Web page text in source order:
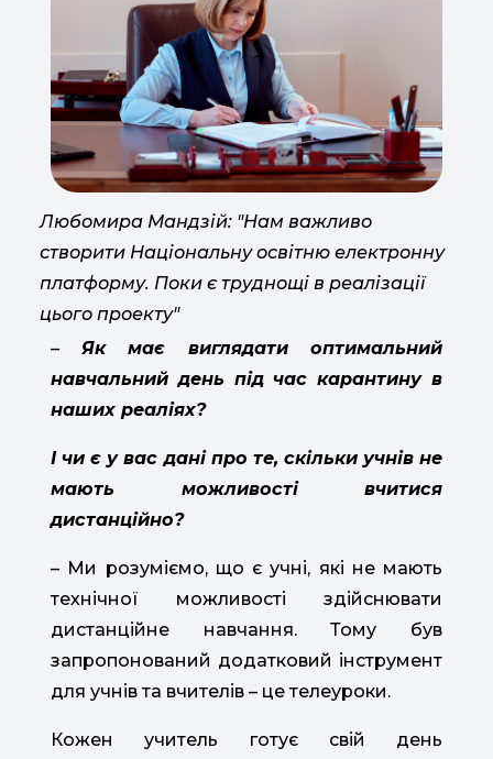
Любомира Мандзій: "Нам важливо
створити Національну освітню електронну
платформу. Поки є труднощі в реалізації
цього проекту"
– Як має виглядати оптимальний
навчальний день під час карантину в
наших реаліях?
І чи є у вас дані про те, скільки учнів не
мають можливості вчитися
дистанційно?
– Ми розуміємо, що є учні, які не мають
технічної можливості здійснювати
дистанційне навчання. Тому був
запропонований додатковий інструмент
для учнів та вчителів – це телеуроки.
Кожен учитель готує свій день